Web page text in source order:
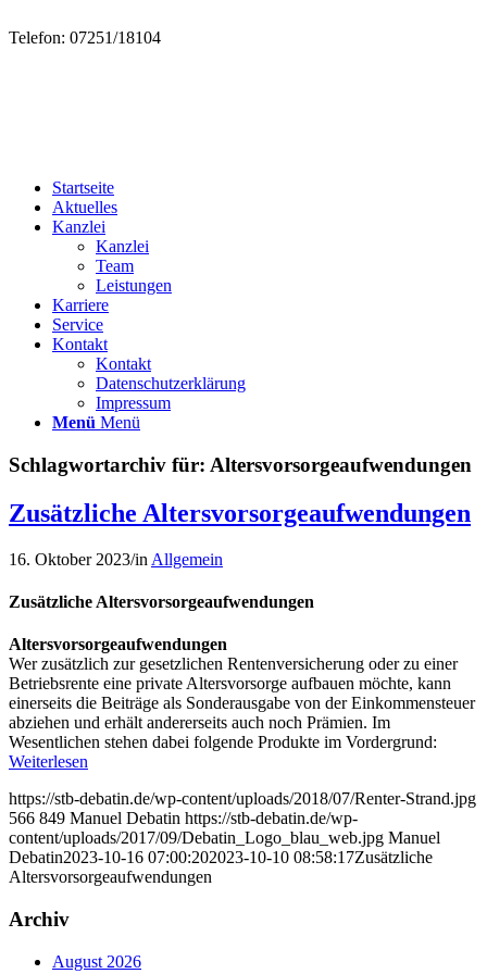
Telefon: 07251/18104
Startseite
Aktuelles
Kanzlei
Kanzlei
Team
Leistungen
Karriere
Service
Kontakt
Kontakt
Datenschutzerklärung
Impressum
Menü Menü
Schlagwortarchiv für: Altersvorsorgeaufwendungen
Zusätzliche Altersvorsorgeaufwendungen
16. Oktober 2023/in Allgemein
Zusätzliche Altersvorsorgeaufwendungen
Altersvorsorgeaufwendungen
Wer zusätzlich zur gesetzlichen Rentenversicherung oder zu einer
Betriebsrente eine private Altersvorsorge aufbauen möchte, kann
einerseits die Beiträge als Sonderausgabe von der Einkommensteuer
abziehen und erhält andererseits auch noch Prämien. Im
Wesentlichen stehen dabei folgende Produkte im Vordergrund:
Weiterlesen
https://stb-debatin.de/wp-content/uploads/2018/07/Renter-Strand.jpg
566 849 Manuel Debatin https://stb-debatin.de/wp-
content/uploads/2017/09/Debatin_Logo_blau_web.jpg Manuel
Debatin2023-10-16 07:00:202023-10-10 08:58:17Zusätzliche
Altersvorsorgeaufwendungen
Archiv
August 2026